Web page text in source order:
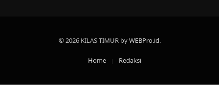
© 2026 KILAS TIMUR byWEBPro.id.
Home Redaksi